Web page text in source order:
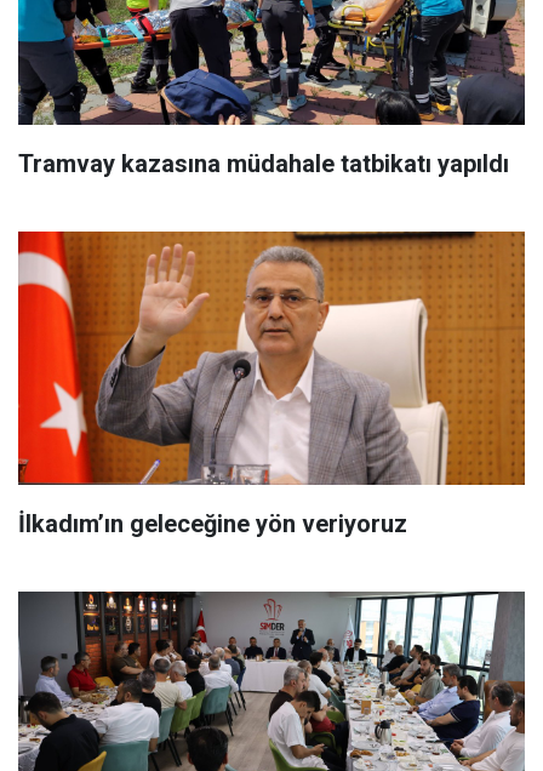
Tramvay kazasına müdahale tatbikatı yapıldı
İlkadım’ın geleceğine yön veriyoruz